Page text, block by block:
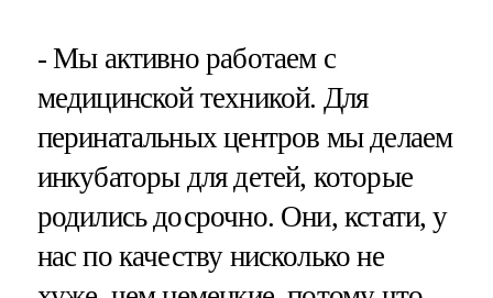
- Мы активно работаем с
медицинской техникой. Для
перинатальных центров мы делаем
инкубаторы для детей, которые
родились досрочно. Они, кстати, у
нас по качеству нисколько не